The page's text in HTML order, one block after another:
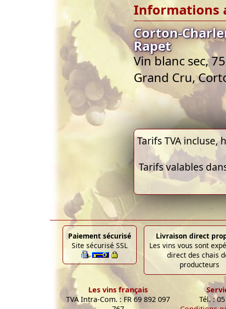
Informations
Corton-
Rapet
Vin blanc sec,
Grand Cru,
Tarifs TVA incluse,
Tarifs valables
Paiement sécurisé
Site sécurisé SSL
Livraison direct
Les vins vous sont
direct des chais
producteurs
Les vins français
TVA Intra-Com. : FR 69 892 097
Tél. :